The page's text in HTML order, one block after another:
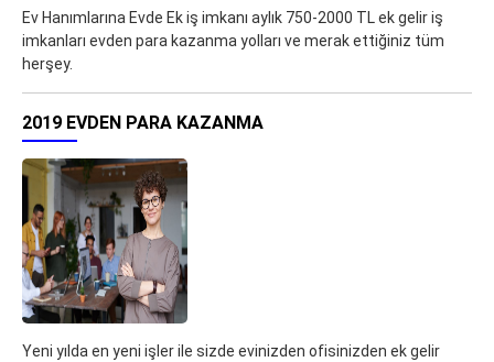
Ev Hanımlarına Evde Ek iş imkanı aylık 750-2000 TL ek gelir iş
imkanları evden para kazanma yolları ve merak ettiğiniz tüm
herşey.
2019 EVDEN PARA KAZANMA
Yeni yılda en yeni işler ile sizde evinizden ofisinizden ek gelir